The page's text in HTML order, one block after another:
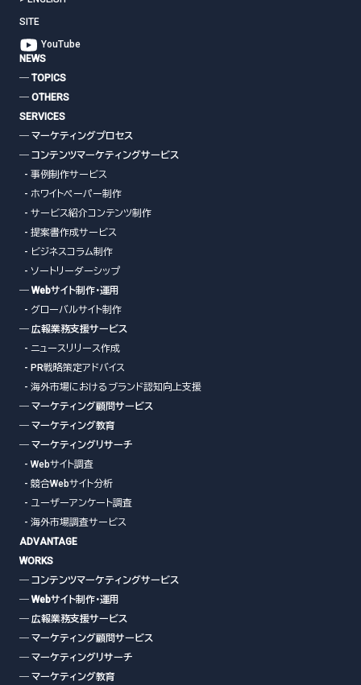
SITE
YouTube
NEWS
― TOPICS
― OTHERS
SERVICES
― マーケティングプロセス
― コンテンツマーケティングサービス
- 事例制作サービス
- ホワイトペーパー制作
- サービス紹介コンテンツ制作
- 提案書作成サービス
- ビジネスコラム制作
- ソートリーダーシップ
― Webサイト制作・運用
- グローバルサイト制作
― 広報業務支援サービス
- ニュースリリース作成
- PR戦略策定アドバイス
- 海外市場におけるブランド認知向上支援
― マーケティング顧問サービス
― マーケティング教育
― マーケティングリサーチ
- Webサイト調査
- 競合Webサイト分析
- ユーザーアンケート調査
- 海外市場調査サービス
ADVANTAGE
WORKS
― コンテンツマーケティングサービス
― Webサイト制作・運用
― 広報業務支援サービス
― マーケティング顧問サービス
― マーケティングリサーチ
― マーケティング教育